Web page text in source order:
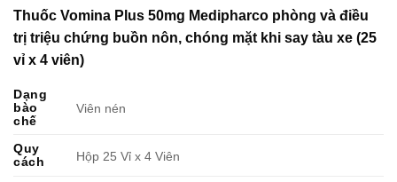
Thuốc Vomina Plus 50mg Medipharco phòng và điều
trị triệu chứng buồn nôn, chóng mặt khi say tàu xe (25
vỉ x 4 viên)
Dạng
bào
chế
Viên nén
Quy
cách
Hộp 25 Vỉ x 4 Viên